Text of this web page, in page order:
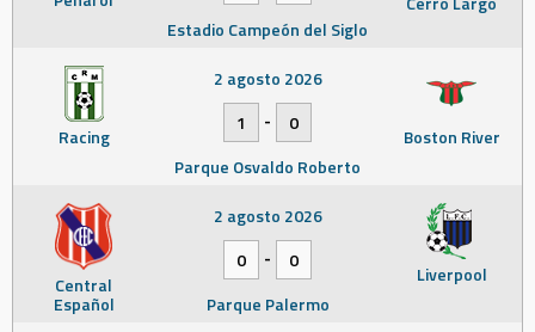
Estadio Campeón del Siglo
Racing Boston River
2 agosto 2026
1
-
0
Parque Osvaldo Roberto
Central
Español
Liverpool
2 agosto 2026
0
-
0
Parque Palermo